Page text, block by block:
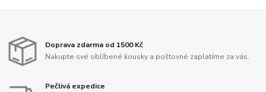
Doprava zdarma od 1500 Kč
Nakupte své oblíbené kousky a poštovné zaplatíme za vás.
Pečlivá expedice